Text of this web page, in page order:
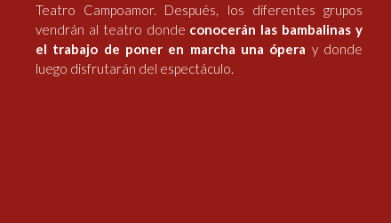
Teatro Campoamor. Después, los diferentes grupos
vendrán al teatro donde conocerán las bambalinas y
el trabajo de poner en marcha una ópera y donde
luego disfrutarán del espectáculo.